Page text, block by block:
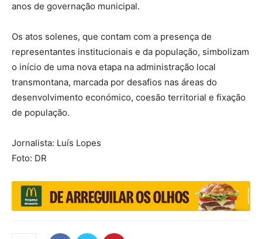
anos de governação municipal.
Os atos solenes, que contam com a presença de
representantes institucionais e da população, simbolizam
o início de uma nova etapa na administração local
transmontana, marcada por desafios nas áreas do
desenvolvimento económico, coesão territorial e fixação
de população.
Jornalista: Luís Lopes
Foto: DR